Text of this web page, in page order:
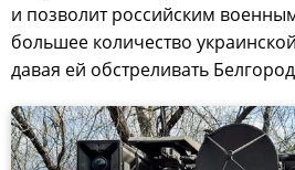
и позволит российским
большее количество
давая ей обстреливать